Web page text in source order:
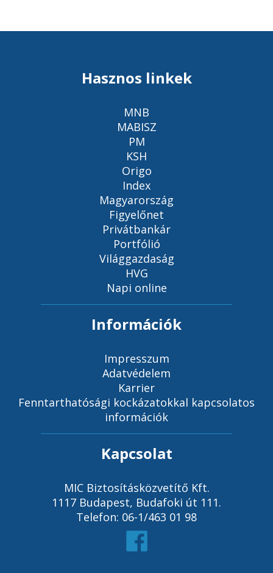
Hasznos linkek
MNB
MABISZ
PM
KSH
Origo
Index
Magyarország
Figyelőnet
Privátbankár
Portfólió
Világgazdaság
HVG
Napi online
Információk
Impresszum
Adatvédelem
Karrier
Fenntarthatósági kockázatokkal kapcsolatos
információk
Kapcsolat
MIC Biztosításközvetítő Kft.
1117 Budapest, Budafoki út 111.
Telefon: 06-1/463 01 98